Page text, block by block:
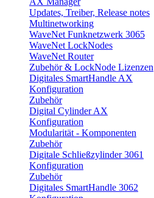
Updates, Treiber, Release notes
Multinetworking
WaveNet Funknetzwerk 3065
WaveNet LockNodes
WaveNet Router
Zubehör & LockNode Lizenzen
Digitales SmartHandle AX
Konfiguration
Zubehör
Digital Cylinder AX
Konfiguration
Modularität - Komponenten
Zubehör
Digitale Schließzylinder 3061
Konfiguration
Zubehör
Digitales SmartHandle 3062